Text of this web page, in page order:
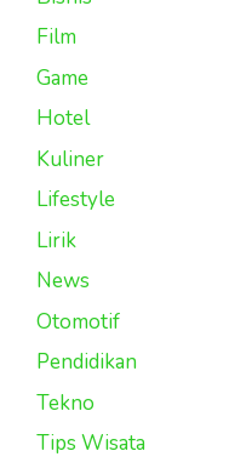
Film
Game
Hotel
Kuliner
Lifestyle
Lirik
News
Otomotif
Pendidikan
Tekno
Tips Wisata